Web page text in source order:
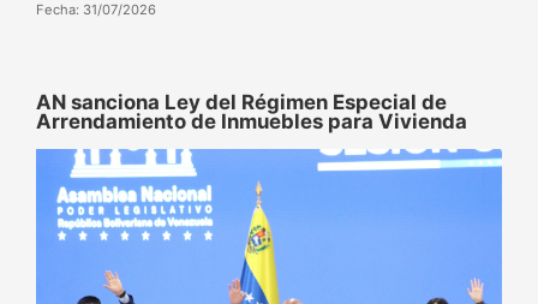
Fecha: 31/07/2026
AN sanciona Ley del Régimen Especial de
Arrendamiento de Inmuebles para Vivienda